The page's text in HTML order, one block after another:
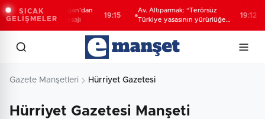
SICAK
GELİŞMELER
Erdoğan’dan
Türkiye' mesajı
19:15
Av. Altıparmak: “Terörsüz
Türkiye yasasının yürürlüğe
19:12
Gazete Manşetleri Hürriyet Gazetesi
Hürriyet Gazetesi Manşeti